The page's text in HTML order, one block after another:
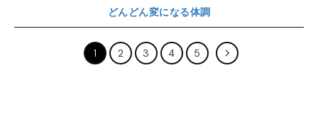
どんどん変になる体調
1 2 3 4 5